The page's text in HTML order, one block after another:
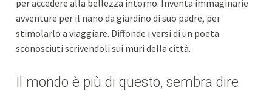
per accedere alla bellezza intorno. Inventa immaginarie
avventure per il nano da giardino di suo padre, per
stimolarlo a viaggiare. Diffonde i versi di un poeta
sconosciuti scrivendoli sui muri della città.
Il mondo è più di questo, sembra dire.